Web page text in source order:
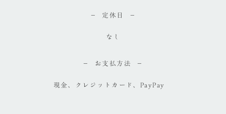
定休日
なし
お支払方法
現金、クレジットカード、PayPay